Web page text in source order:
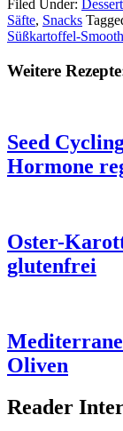
Filed Under:
Säfte, Snacks
Süßkartoffel-
Weitere
Seed
Hormone
Oster-
glutenfrei
Oliven
Reader